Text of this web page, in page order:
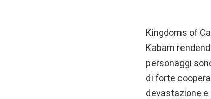
Kingdoms of
Kabam
personaggi
di forte
devastazione